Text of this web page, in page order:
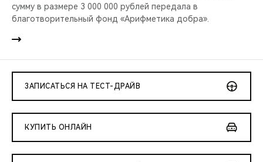
сумму в размере 3 000 000 рублей передала в
благотворительный фонд «Арифметика добра».
ЗАПИСАТЬСЯ НА ТЕСТ-ДРАЙВ
КУПИТЬ ОНЛАЙН